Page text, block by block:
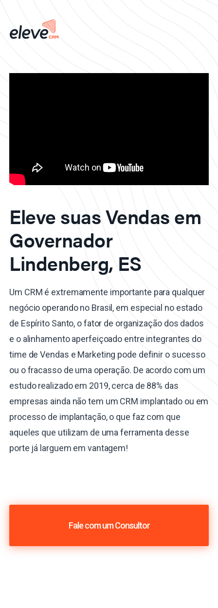
Eleve suas Vendas em
Governador
Lindenberg, ES
Um CRM é extremamente importante para qualquer
negócio operando no Brasil, em especial no estado
de Espírito Santo, o fator de organização dos dados
e o alinhamento aperfeiçoado entre integrantes do
time de Vendas e Marketing pode definir o sucesso
ou o fracasso de uma operação. De acordo com um
estudo realizado em 2019, cerca de 88% das
empresas ainda não tem um CRM implantado ou em
processo de implantação, o que faz com que
aqueles que utilizam de uma ferramenta desse
porte já larguem em vantagem!
Fale com um Consultor